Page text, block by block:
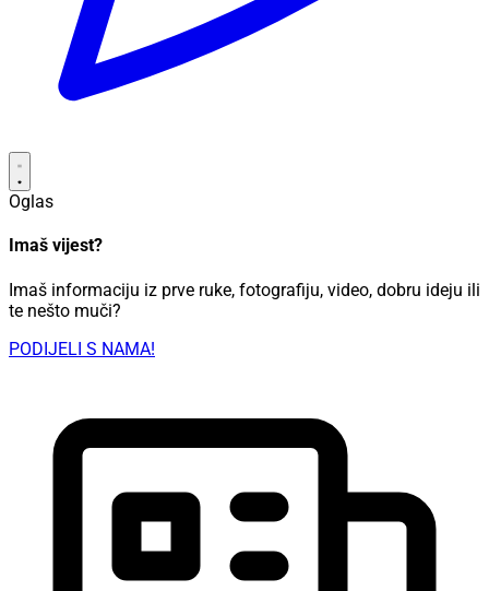
Oglas
Imaš vijest?
Imaš informaciju iz prve ruke, fotografiju, video, dobru ideju ili
te nešto muči?
PODIJELI S NAMA!